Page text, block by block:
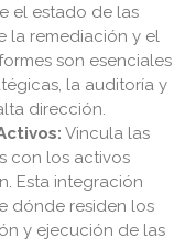
el estado de las
la remediación y el
son esenciales
la auditoría y
dirección.
Vincula las
con los activos
Esta integración
dónde residen los
y ejecución de las